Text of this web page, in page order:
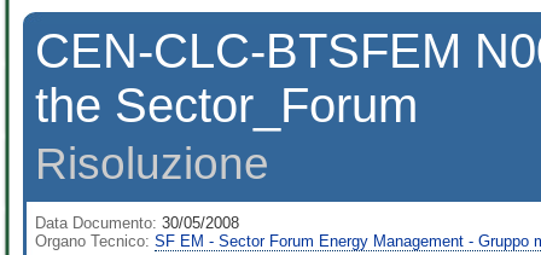
CEN-CLC-BTSFEM
the Sector_Forum
Risoluzione
Data Documento: 30/05/2008
Organo Tecnico: SF EM - Sector Forum Energy Management - Gruppo